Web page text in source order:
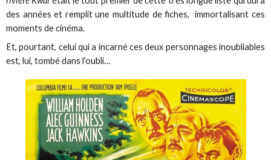
des années et remplit une multitude de fiches, immortalisant ces
moments de cinéma.
Et, pourtant, celui qui a incarné ces deux personnages inoubliables
est, lui, tombé dans l’oubli…